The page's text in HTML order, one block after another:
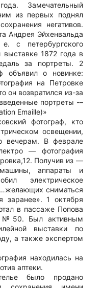
Замечательный
из первых поднял
негативов.
Андрея Эйхенвальда
с петербургского
выставке 1872 года в
за портреты. 2
объявил о новинке:
на Петровке
он возвратился из-за
портреты -–
Emaille)»
фотограф, кто
освещении,
вечерам. В феврале
— фотография
Получив из —
аппараты и
электрическое
сниматься
заранее». 1 октября
в пассаже Попова
№50. Был активным
выставки по
а также экспертом
находилась на
аптеки.
было продано